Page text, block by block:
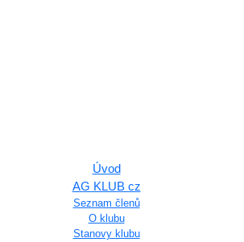
Úvod
AG KLUB cz
Seznam členů
O klubu
Stanovy klubu